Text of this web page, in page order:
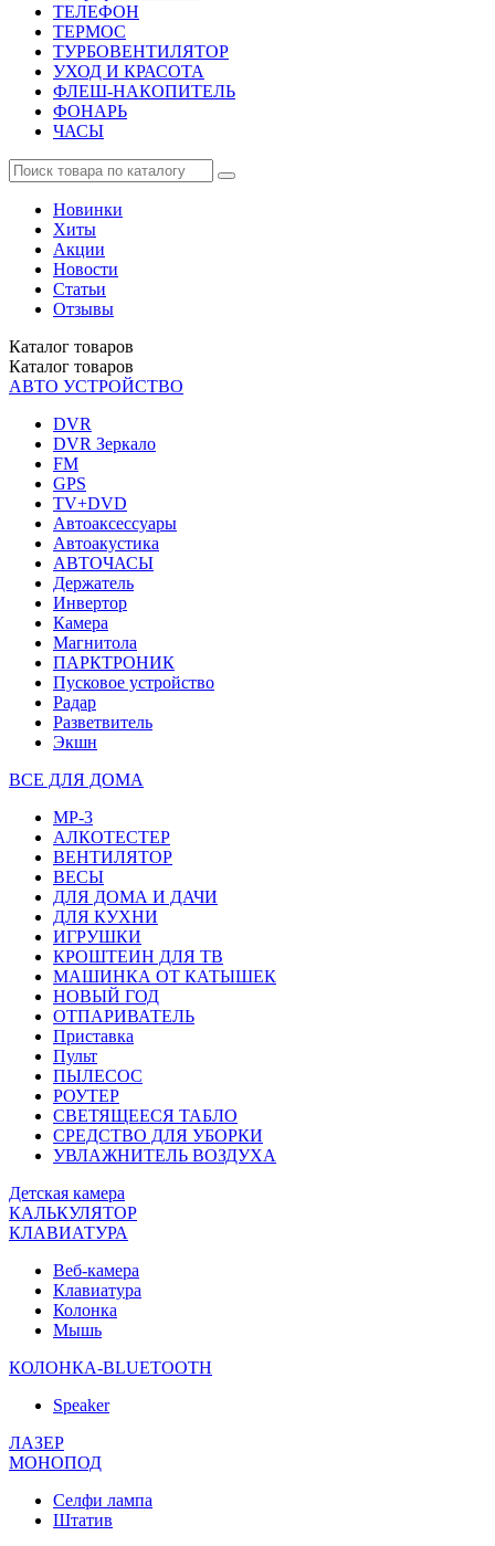
ТЕЛЕФОН
ТЕРМОС
ТУРБОВЕНТИЛЯТОР
УХОД И КРАСОТА
ФЛЕШ-НАКОПИТЕЛЬ
ФОНАРЬ
ЧАСЫ
Новинки
Хиты
Акции
Новости
Статьи
Отзывы
Каталог товаров
Каталог товаров
АВТО УСТРОЙСТВО
DVR
DVR Зеркало
FM
GPS
TV+DVD
Автоаксессуары
Автоакустика
АВТОЧАСЫ
Держатель
Инвертор
Камера
Магнитола
ПАРКТРОНИК
Пусковое устройство
Радар
Разветвитель
Экшн
ВСЕ ДЛЯ ДОМА
MP-3
АЛКОТЕСТЕР
ВЕНТИЛЯТОР
ВЕСЫ
ДЛЯ ДОМА И ДАЧИ
ДЛЯ КУХНИ
ИГРУШКИ
КРОШТЕИН ДЛЯ ТВ
МАШИНКА ОТ КАТЫШЕК
НОВЫЙ ГОД
ОТПАРИВАТЕЛЬ
Приставка
Пульт
ПЫЛЕСОС
РОУТЕР
СВЕТЯЩЕЕСЯ ТАБЛО
СРЕДСТВО ДЛЯ УБОРКИ
УВЛАЖНИТЕЛЬ ВОЗДУХА
Детская камера
КАЛЬКУЛЯТОР
КЛАВИАТУРА
Веб-камера
Клавиатура
Колонка
Мышь
КОЛОНКА-BLUETOOTH
Speaker
ЛАЗЕР
МОНОПОД
Селфи лампа
Штатив